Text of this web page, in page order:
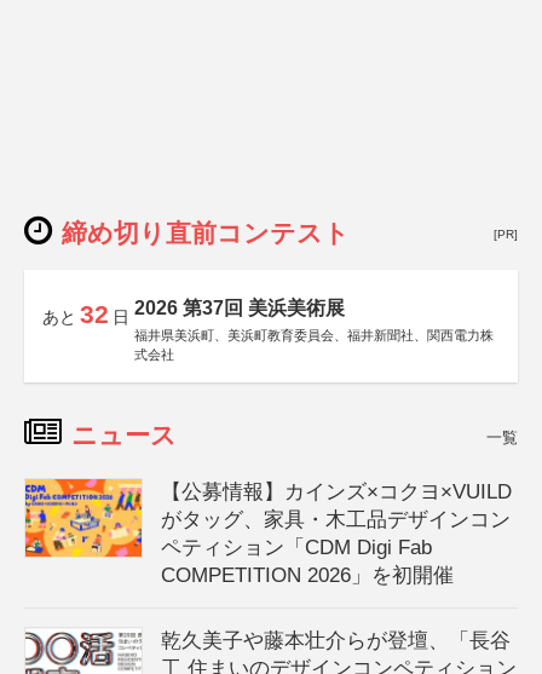
締め切り直前コンテスト [PR]
あと 32 日 2026 第37回 美浜美術展
福井県美浜町、美浜町教育委員会、福井新聞社、関西電力株
式会社
ニュース 一覧
【公募情報】カインズ×コクヨ×VUILD
がタッグ、家具・木工品デザインコン
ペティション「CDM Digi Fab
COMPETITION 2026」を初開催
乾久美子や藤本壮介らが登壇、「長谷
工 住まいのデザインコンペティション